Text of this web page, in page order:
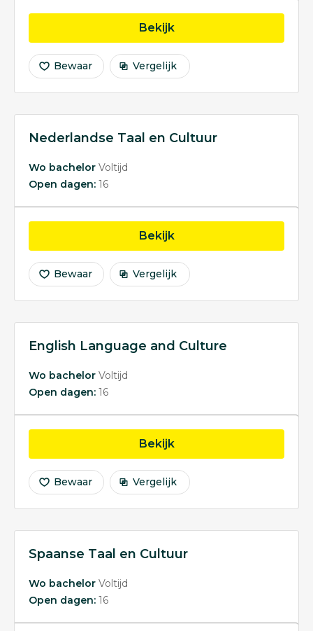
Bekijkopleiding
Bewaar Vergelijk
Nederlandse Taal en Cultuur
Wo bachelor Voltijd
Open dagen: 16
Bekijkopleiding Nederlandse
Bewaar Vergelijk
English Language and Culture
Wo bachelor Voltijd
Open dagen: 16
Bekijkopleiding English
Bewaar Vergelijk
Spaanse Taal en Cultuur
Wo bachelor Voltijd
Open dagen: 16